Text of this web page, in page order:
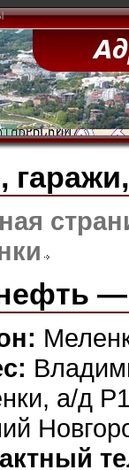
—
а/д